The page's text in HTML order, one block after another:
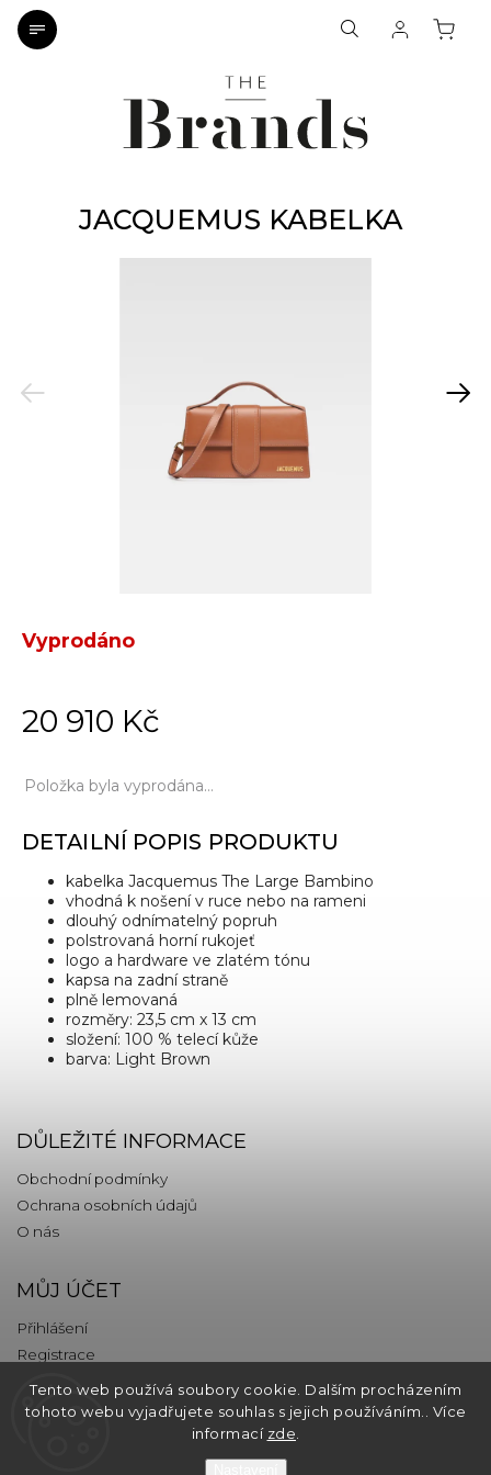
Tento web používá soubory cookie. Dalším procházením
tohoto webu vyjadřujete souhlas s jejich používáním.. Více
informací zde
JACQUEMUS KABELKA
Previous Next
20 910 Kč
Vyprodáno
Položka byla vyprodána…
DETAILNÍ POPIS PRODUKTU
kabelka Jacquemus The Large Bambino
vhodná k nošení v ruce nebo na rameni
dlouhý odnímatelný popruh
polstrovaná horní rukojeť
logo a hardware ve zlatém tónu
kapsa na zadní straně
plně lemovaná
rozměry: 23,5 cm x 13 cm
složení: 100 % telecí kůže
barva: Light Brown
DŮLEŽITÉ INFORMACE
Obchodní podmínky
Ochrana osobních údajů
O nás
MŮJ ÚČET
Přihlášení
Registrace
KONTAKT